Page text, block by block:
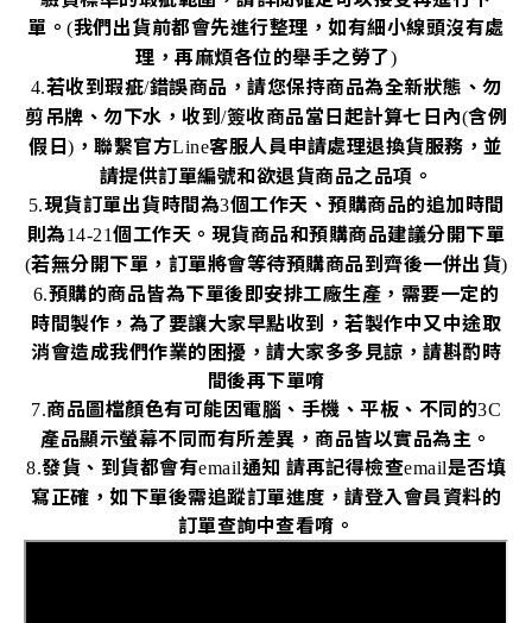
單。(我們出貨前都會先進行整理，如有細小線頭沒有處
理，再麻煩各位的舉手之勞了)
4.若收到瑕疵/錯誤商品，請您保持商品為全新狀態、勿
剪吊牌、勿下水，收到 /簽收商品當日起計算七日內(含例
假日) ，聯繫官方Line客服人員申請處理退換貨服務，並
請提供訂單編號和欲退貨商品之品項。
5.現貨訂單出貨時間為3個工作天、預購商品的追加時間
則為14-21個工作天。現貨商品和預購商品建議分開下單
(若無分開下單，訂單將會等待預購商品到齊後一併出貨)
6.預購的商品皆為下單後即安排工廠生產，需要一定的
時間製作，為了要讓大家早點收到，若製作中又中途取
消會造成我們作業的困擾，請大家多多見諒，請斟酌時
間後再下單唷
7.商品圖檔顏色有可能因電腦、手機、平板、不同的3C
產品顯示螢幕不同而有所差異，商品皆以實品為主。
8.發貨、到貨都會有email通知 請再記得檢查email是否填
寫正確，如下單後需追蹤訂單進度，請登入會員資料的
訂單查詢中查看唷。